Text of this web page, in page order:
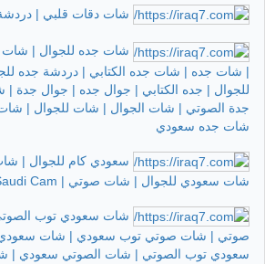
شات دقات قلبي |
شات جده للجوال |
| شات جده | شات جده الكتابي | دردشة جده
للجوال | جده الكتابي | جوال جده | جوال
جدة الصوتي | شات الجوال | شات للجوال | شات
شات جده سعودي
سعودي كام للجوال |
شات سعودي للجوال | شات صوتي | Chat Saudi Cam
شات سعودي توب
صوتي | شات صوتي توب سعودي | شات سعودي
سعودي توب الصوتي | شات الصوتي سعودي |